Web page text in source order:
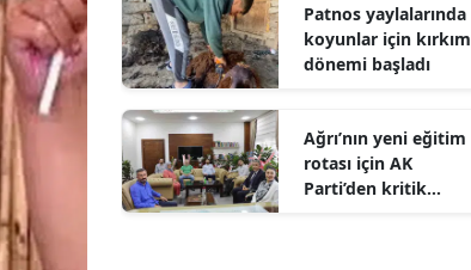
Patnos yaylalarında
koyunlar için kırkım
dönemi başladı
Ağrı’nın yeni eğitim
rotası için AK
Parti’den kritik